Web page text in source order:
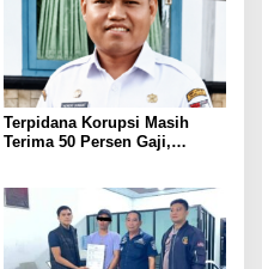
Terpidana Korupsi Masih
Terima 50 Persen Gaji,